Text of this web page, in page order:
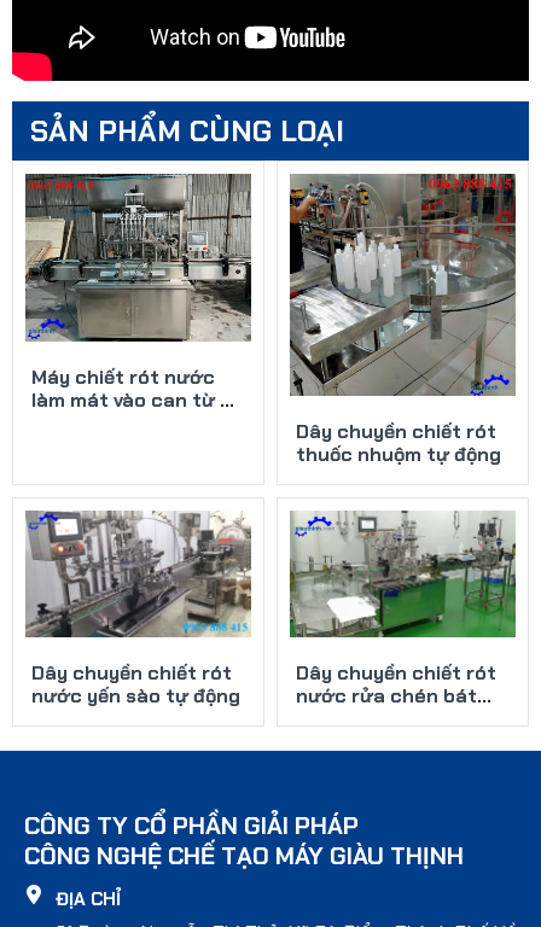
SẢN PHẨM CÙNG LOẠI
Máy chiết rót nước
làm mát vào can từ 5
Dây chuyền chiết rót
thuốc nhuộm tự động
Dây chuyền chiết rót
nước yến sào tự động
Dây chuyền chiết rót
nước rửa chén bát
bốn vòi
CÔNG TY CỔ PHẦN GIẢI PHÁP
CÔNG NGHỆ CHẾ TẠO MÁY GIÀU THỊNH
ĐỊA CHỈ